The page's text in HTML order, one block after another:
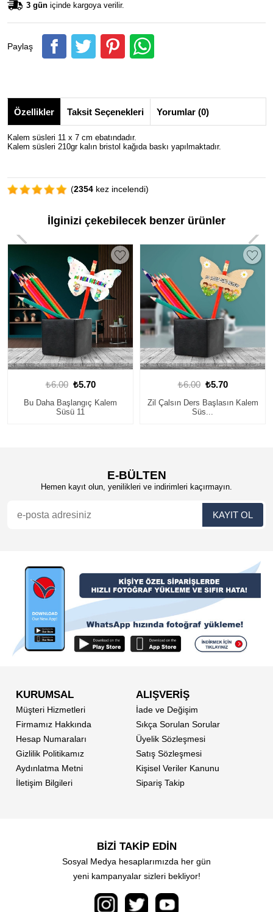
3 gün içinde kargoya verilir.
Paylaş
Özellikler Taksit Seçenekleri Yorumlar (0)
Kalem süsleri 11 x 7 cm ebatındadır.
Kalem süsleri 210gr kalın bristol kağıda baskı yapılmaktadır.
(2354 kez incelendi)
İlginizi çekebilecek benzer ürünler
₺6.00 ₺5.70
Zil Çalsın Ders Başlasın Kalem
Süs...
₺6.00 ₺5.70
Sınıfına Hoş Geldin Kalem
Süsü 6
E-BÜLTEN
Hemen kayıt olun, yenilikleri ve indirimleri kaçırmayın.
KURUMSAL
Müşteri Hizmetleri
Firmamız Hakkında
Hesap Numaraları
Gizlilik Politikamız
Aydınlatma Metni
İletişim Bilgileri
ALIŞVERİŞ
İade ve Değişim
Sıkça Sorulan Sorular
Üyelik Sözleşmesi
Satış Sözleşmesi
Kişisel Veriler Kanunu
Sipariş Takip
BİZİ TAKİP EDİN
Sosyal Medya hesaplarımızda her gün
yeni kampanyalar sizleri bekliyor!